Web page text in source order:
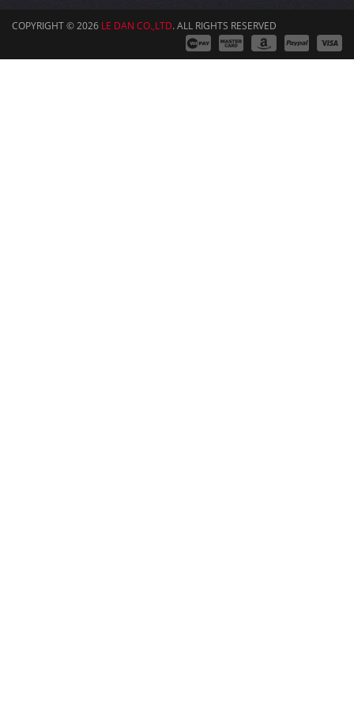
COPYRIGHT © 2026 LE DAN CO.,LTD. ALL RIGHTS RESERVED